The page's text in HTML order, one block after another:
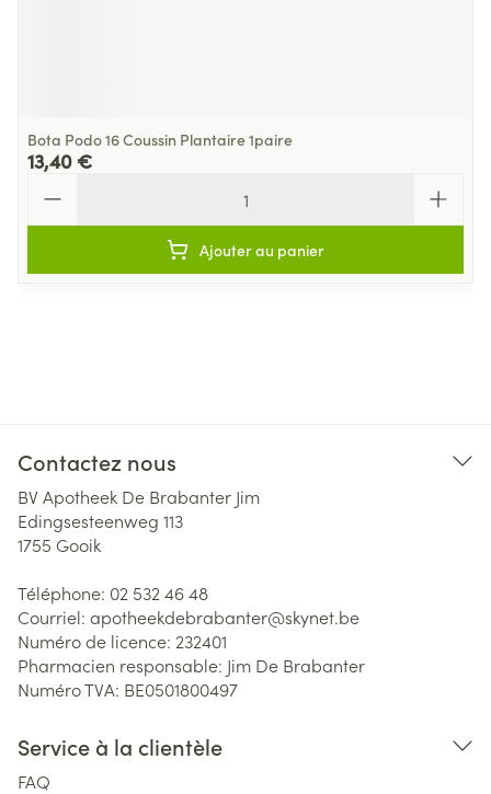
Bota Podo 16 Coussin Plantaire 1paire
13,40 €
Ajouter au panier
Contactez nous
BV Apotheek De Brabanter Jim
Edingsesteenweg 113
1755 Gooik
Téléphone: 02 532 46 48
Courriel: apotheekdebrabanter@skynet.be
Numéro de licence: 232401
Pharmacien responsable: Jim De Brabanter
Numéro TVA: BE0501800497
Service à la clientèle
FAQ